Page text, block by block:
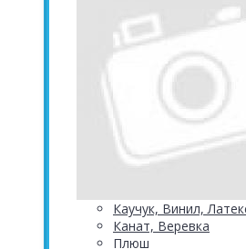
Каучук, Винил,
Канат, Веревка
Плюш